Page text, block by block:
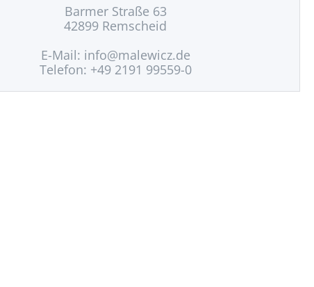
Barmer Straße 63
42899 Remscheid
E-Mail: info@malewicz.de
Telefon: +49 2191 99559-0